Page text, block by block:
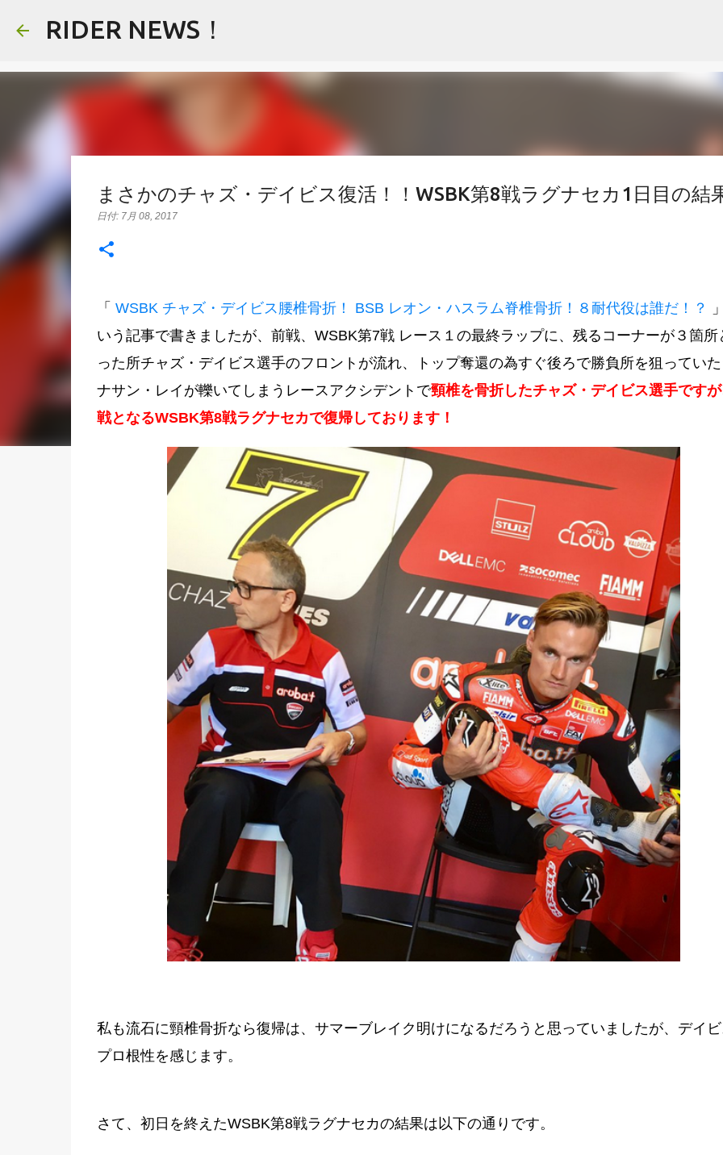
RIDER NEWS！
まさかのチャズ・デイビス復活！！WSBK第8戦ラグナセカ1日目の結
日付: 7月 08, 2017
「 WSBK チャズ・デイビス腰椎骨折！ BSB レオン・ハスラム脊椎骨折！８耐代役は誰だ！？
いう記事で書きましたが、前戦、WSBK第7戦 レース１の最終ラップに、残るコーナーが３箇所
った所チャズ・デイビス選手のフロントが流れ、トップ奪還の為すぐ後ろで勝負所を狙ってい
ナサン・レイが轢いてしまうレースアクシデントで頸椎を骨折したチャズ・デイビス選手です
戦となるWSBK第8戦ラグナセカで復帰しております！
私も流石に頸椎骨折なら復帰は、サマーブレイク明けになるだろうと思っていましたが、デイ
プロ根性を感じます。
さて、初日を終えたWSBK第8戦ラグナセカの結果は以下の通りです。